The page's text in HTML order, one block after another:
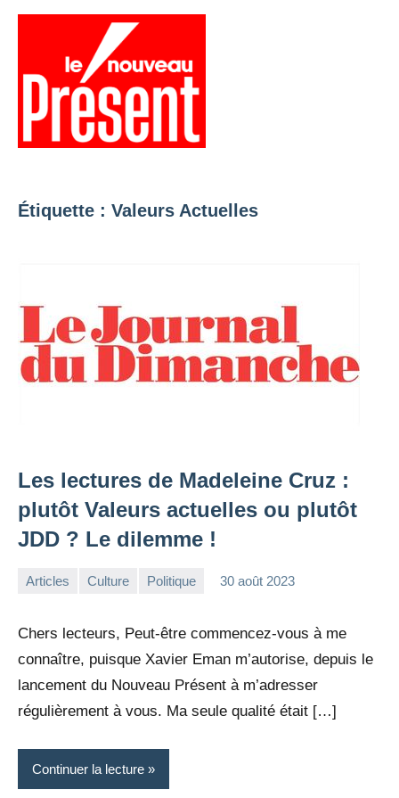
Aller
Étiquette : Valeurs Actuelles
Les lectures de Madeleine Cruz :
plutôt Valeurs actuelles ou plutôt
JDD ? Le dilemme !
Articles Culture Politique 30 août 2023
Chers lecteurs, Peut-être commencez-vous à me
connaître, puisque Xavier Eman m’autorise, depuis le
lancement du Nouveau Présent à m’adresser
régulièrement à vous. Ma seule qualité était […]
Continuer la lecture